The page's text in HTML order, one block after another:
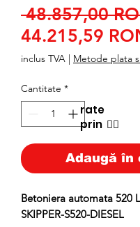
48.857,00
44.215,59
inclus TVA | Metode plata
Cantitate *
Adaugă în
Betoniera automata 520
SKIPPER-S520-DIESEL
rate
prin 👉🏿